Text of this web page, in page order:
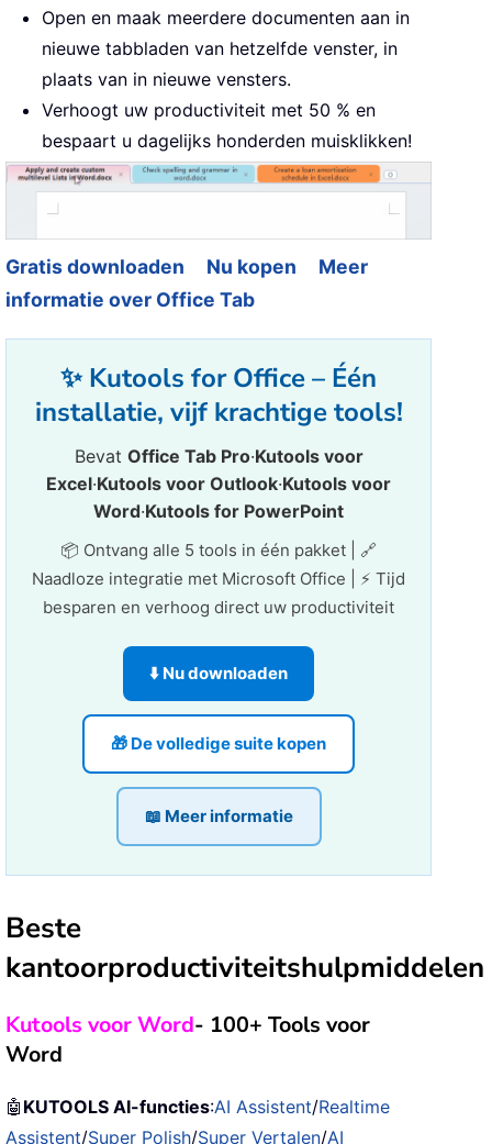
Open en maak meerdere documenten aan in
nieuwe tabbladen van hetzelfde venster, in
plaats van in nieuwe vensters.
Verhoogt uw productiviteit met 50 % en
bespaart u dagelijks honderden muisklikken!
Gratis downloaden Nu kopen
Meer
informatie over Office Tab
✨ Kutools for Office – Één
installatie, vijf krachtige tools!
Bevat Office Tab Pro·Kutools voor
Excel·Kutools voor Outlook·Kutools voor
Word·Kutools for PowerPoint
📦 Ontvang alle 5 tools in één pakket | 🔗
Naadloze integratie met Microsoft Office | ⚡ Tijd
besparen en verhoog direct uw productiviteit
⬇️ Nu downloaden
🎁 De volledige suite kopen
📖 Meer informatie
Beste
kantoorproductiviteitshulpmiddelen
Kutools voor Word- 100+ Tools voor
Word
🤖 KUTOOLS AI-functies:AI Assistent/Realtime
Assistent/Super Polish/Super Vertalen/AI